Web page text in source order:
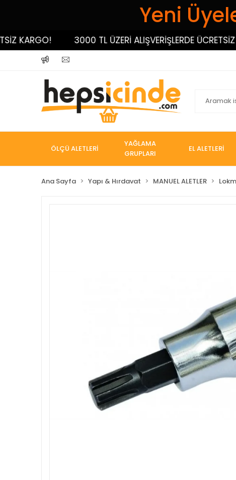
Yeni
3000 TL ÜZERİ ALIŞVERİŞLERDE ÜCRETSİZ
ÖLÇÜ ALETLERİ
YAĞLAMA
GRUPLARI
EL ALETLERİ
Ana Sayfa Yapı & Hırdavat MANUEL ALETLER